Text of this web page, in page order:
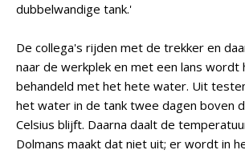
dubbelwandige tank.'
De collega's rijden met de trekker en
naar de werkplek en met een lans wordt
behandeld met het hete water. Uit
het water in de tank twee dagen boven
Celsius blijft. Daarna daalt de
Dolmans maakt dat niet uit; er wordt in